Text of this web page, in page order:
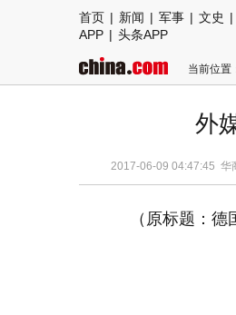
首页 | 新闻 | 军事 | 文史 |
APP | 头条APP
当前位置
外
2017-06-09 04:47:45 华
（原标题：德